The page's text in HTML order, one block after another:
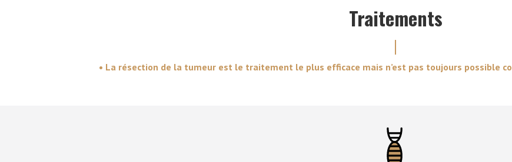
Traitements
• La résection de la tumeur est le traitement le plus efficace mais n’est pas toujours possible